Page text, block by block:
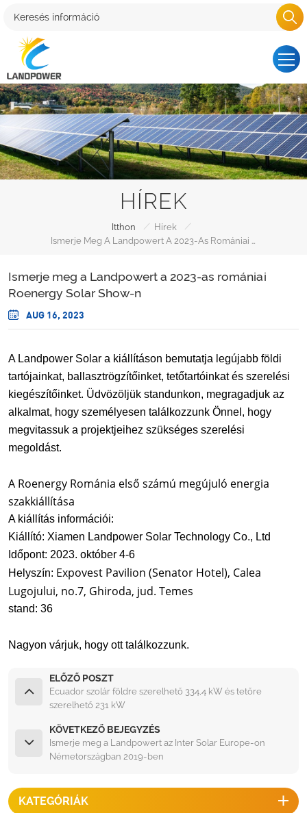
HÍREK
Itthon / Hírek
/
Ismerje meg a Landpowert a 2023-as romániai
Roenergy Solar Show-n
AUG 16, 2023
A Landpower Solar a kiállításon bemutatja legújabb földi
tartójainkat, ballasztrögzítőinket, tetőtartóinkat és szerelési
kiegészítőinket. Üdvözöljük standunkon, megragadjuk az
alkalmat, hogy személyesen találkozzunk Önnel, hogy
megvitassuk a projektjeihez szükséges szerelési
megoldást.
A Roenergy Románia első számú megújuló energia
szakkiállítása
A kiállítás információi:
Kiállító: Xiamen Landpower Solar Technology Co., Ltd
Időpont: 2023. október 4-6
Helyszín: Expovest Pavilion (Senator Hotel), Calea
Lugojului, no.7, Ghiroda, jud. Temes
stand: 36
Nagyon várjuk, hogy ott találkozzunk.
ELŐZŐ POSZT
Ecuador szolár földre szerelhető 334,4 kW és tetőre
szerelhető 231 kW
KÖVETKEZŐ BEJEGYZÉS
Ismerje meg a Landpowert az Inter Solar Europe-on
Németországban 2019-ben
KATEGÓRIÁK